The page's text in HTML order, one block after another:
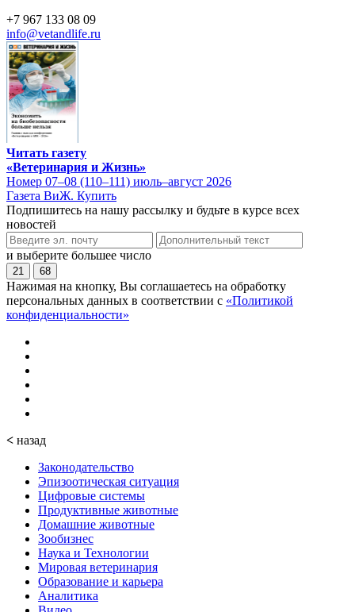
+7 967 133 08 09
info@vetandlife.ru
Читать газету
«Ветеринария и Жизнь»
Номер 07–08 (110–111) июль–август 2026
Газета ВиЖ. Купить
Подпишитесь на нашу рассылку и будьте в курсе всех
новостей
и выберите большее число
21 68
Нажимая на кнопку, Вы соглашаетесь на обработку
персональных данных в соответствии с «Политикой
конфиденциальности»
< назад
Законодательство
Эпизоотическая ситуация
Цифровые системы
Продуктивные животные
Домашние животные
Зообизнес
Наука и Технологии
Мировая ветеринария
Образование и карьера
Аналитика